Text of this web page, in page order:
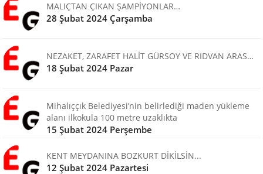
MALIÇTAN ÇIKAN ŞAMPİYONLAR…
28 Şubat 2024 Çarşamba
NEZAKET, ZARAFET HALİT GÜRSOY VE RIDVAN ARAS…
18 Şubat 2024 Pazar
Mihalıççık Belediyesi’nin belirlediği maden yükleme
alanı ilkokula 100 metre uzaklıkta
15 Şubat 2024 Perşembe
KENT MEYDANINA BOZKURT DİKİLSİN...
12 Şubat 2024 Pazartesi